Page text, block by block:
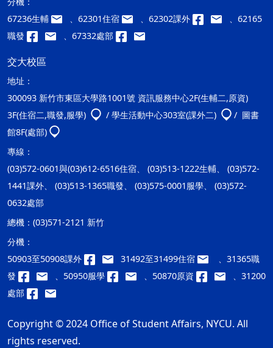
67236生輔
、62301住宿 、62302課外
、62165
職發
、67332處部
交大校區
地址：
300093 新竹市東區大學路1001號 資訊服務中心2F(生輔二,原資)
3F(住宿二,職發,服學)
/ 學生活動中心303室(課外二)
/ 圖書
館8F(處部)
專線：
(03)572-0601與(03)612-6516住宿、 (03)513-1222生輔、 (03)572-
1441課外、 (03)513-1365職發、 (03)575-0001服學、 (03)572-
0632處部
總機： (03)571-2121 新竹
分機：
50903至50908課外
31492至31499住宿
、31365職
發
、50950服學 、50870原資
、31200
處部
Copyright © 2024 Office of Student Affairs, NYCU. All
rights reserved.